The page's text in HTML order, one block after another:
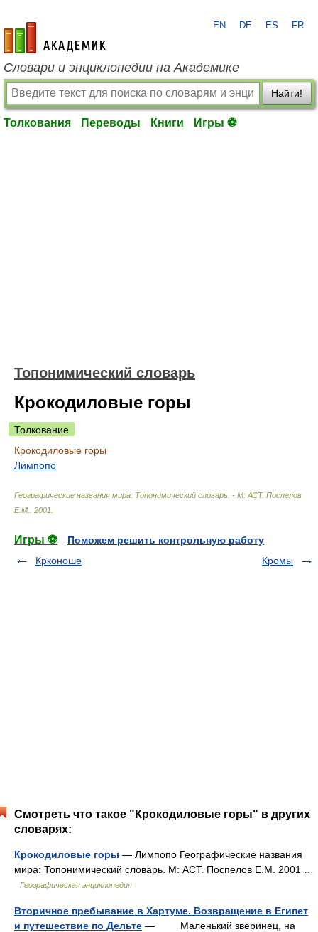
academic.ru
EN DE ES FR
Словари и энциклопедии на Академике
Найти!
Толкования Переводы Книги Игры ⚽
Топонимический словарь
Крокодиловые горы
Толкование
Крокодиловые горы
Лимпопо
Географические названия мира: Топонимический словарь. - М: АСТ. Поспелов
Е.М.
2001
Игры ⚽
Поможем решить контрольную работу
Крконоше
Кромы
Смотреть что такое "Крокодиловые горы" в других
словарях:
Крокодиловые горы — Лимпопо Географические названия
мира: Топонимический словарь. М: АСТ. Поспелов Е.М. 2001 …
Географическая энциклопедия
Вторичное пребывание в Хартуме. Возвращение в Египет
и путешествие по Дельте — Маленький зверинец, на